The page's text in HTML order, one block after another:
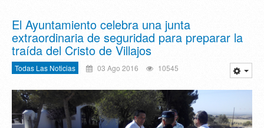
El Ayuntamiento celebra una junta
extraordinaria de seguridad para preparar la
traída del Cristo de Villajos
Todas Las Noticias 03 Ago 2016 10545